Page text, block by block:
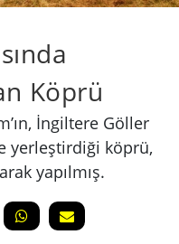
Köprü
İngiltere Göller
yerleştirdiği köprü,
yapılmış.